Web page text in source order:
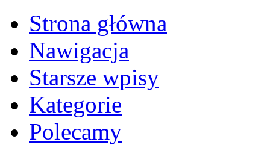
Strona główna
Nawigacja
Starsze wpisy
Kategorie
Polecamy